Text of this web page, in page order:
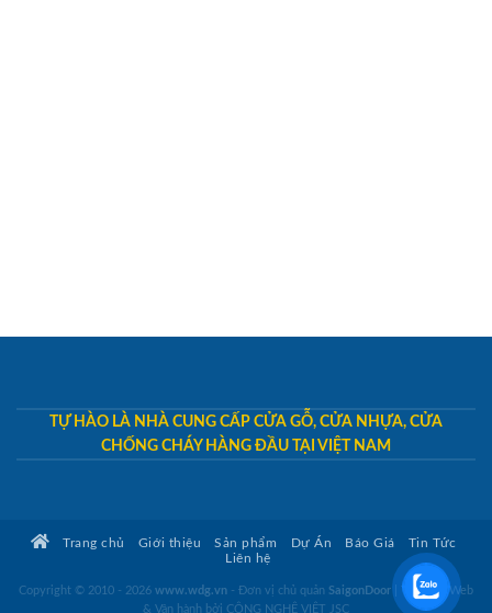
TỰ HÀO LÀ NHÀ CUNG CẤP CỬA GỖ, CỬA NHỰA, CỬA
CHỐNG CHÁY HÀNG ĐẦU TẠI VIỆT NAM
Trang chủ Giới thiệu Sản phẩm Dự Án Báo Giá
Tin Tức
Liên hệ
Copyright © 2010 - 2026 www.wdg.vn - Đơn vị chủ quản SaigonDoor
Thiết kế Web
& Vận hành bởi CÔNG NGHỆ VIỆT JSC